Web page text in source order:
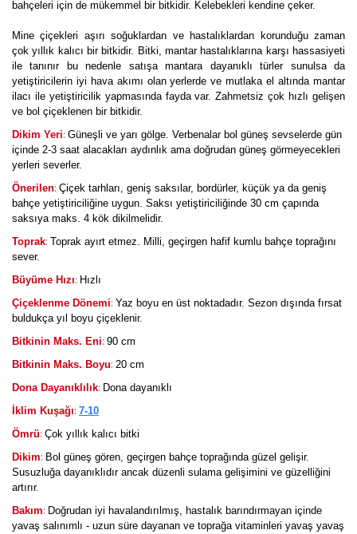
bahçeleri için de mükemmel bir bitkidir. Kelebekleri kendine çeker.
Mine çiçekleri aşırı soğuklardan ve hastalıklardan korunduğu zaman
çok yıllık kalıcı bir bitkidir. Bitki, mantar hastalıklarına karşı hassasiyeti
ile tanınır bu nedenle satışa mantara dayanıklı türler sunulsa da
yetiştiricilerin iyi hava akımı olan yerlerde ve mutlaka el altında mantar
ilacı ile yetiştiricilik yapmasında fayda var. Zahmetsiz çok hızlı gelişen
ve bol çiçeklenen bir bitkidir.
Dikim Yeri: Güneşli ve yarı gölge. Verbenalar bol güneş sevselerde gün
içinde 2-3 saat alacakları aydınlık ama doğrudan güneş görmeyecekleri
yerleri severler.
Önerilen: Çiçek tarhları, geniş saksılar, bordürler, küçük ya da geniş
bahçe yetiştiriciliğine uygun. Saksı yetiştiriciliğinde 30 cm çapında
saksıya maks. 4 kök dikilmelidir.
Toprak: Toprak ayırt etmez. Milli, geçirgen hafif kumlu bahçe toprağını
sever.
Büyüme Hızı: Hızlı
Çiçeklenme Dönemi: Yaz boyu en üst noktadadır. Sezon dışında fırsat
buldukça yıl boyu çiçeklenir.
Bitkinin Maks. Eni: 90 cm
Bitkinin Maks. Boyu: 20 cm
Dona Dayanıklılık: Dona dayanıklı
İklim Kuşağı: 7-10
Ömrü: Çok yıllık kalıcı bitki
Dikim: Bol güneş gören, geçirgen bahçe toprağında güzel gelişir.
Susuzluğa dayanıklıdır ancak düzenli sulama gelişimini ve güzelliğini
artırır.
Bakım: Doğrudan iyi havalandırılmış, hastalık barındırmayan içinde
yavaş salınımlı - uzun süre dayanan ve toprağa vitaminleri yavaş yavaş